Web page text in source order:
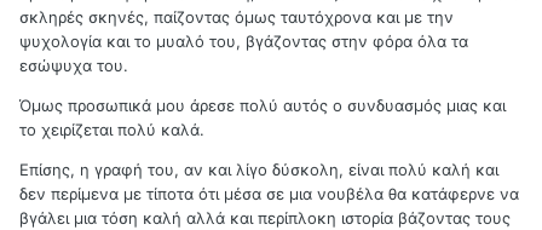
σκληρές σκηνές, παίζοντας όμως ταυτόχρονα και με την
ψυχολογία και το μυαλό του, βγάζοντας στην φόρα όλα τα
εσώψυχα του.
Όμως προσωπικά μου άρεσε πολύ αυτός ο συνδυασμός μιας και
το χειρίζεται πολύ καλά.
Επίσης, η γραφή του, αν και λίγο δύσκολη, είναι πολύ καλή και
δεν περίμενα με τίποτα ότι μέσα σε μια νουβέλα θα κατάφερνε να
βγάλει μια τόση καλή αλλά και περίπλοκη ιστορία βάζοντας τους